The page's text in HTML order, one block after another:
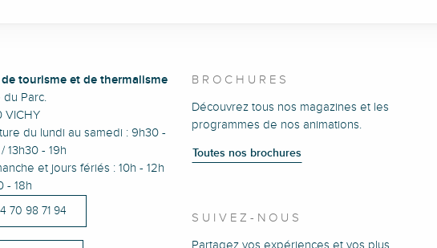
tourisme et de thermalisme
du Parc.
VICHY
du lundi au samedi : 9h30 -
13h30 - 19h
et jours fériés : 10h - 12h
- 18h
70 98 71 94
BROCHURES
Découvrez tous nos magazines et les
programmes de nos animations.
Toutes nos brochures
SUIVEZ-NOUS
Partagez vos expériences et vos plus